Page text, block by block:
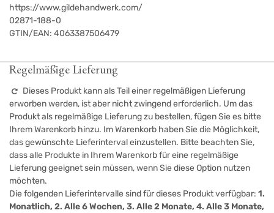
https://www.gildehandwerk.com/
02871-188-0
GTIN/EAN: 4063387506479
Regelmäßige Lieferung
Dieses Produkt kann als Teil einer regelmäßigen Lieferung
erworben werden, ist aber nicht zwingend erforderlich. Um das
Produkt als regelmäßige Lieferung zu bestellen, fügen Sie es bitte
Ihrem Warenkorb hinzu. Im Warenkorb haben Sie die Möglichkeit,
das gewünschte Lieferinterval einzustellen. Bitte beachten Sie,
dass alle Produkte in Ihrem Warenkorb für eine regelmäßige
Lieferung geeignet sein müssen, wenn Sie diese Option nutzen
möchten.
Die folgenden Lieferintervalle sind für dieses Produkt verfügbar: 1.
Monatlich, 2. Alle 6 Wochen, 3. Alle 2 Monate, 4. Alle 3 Monate,